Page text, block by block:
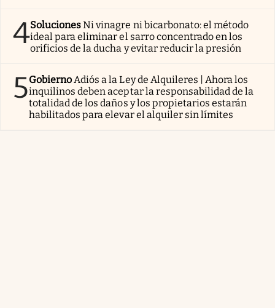
4SolucionesNi vinagre ni bicarbonato: el método
ideal para eliminar el sarro concentrado en los
orificios de la ducha y evitar reducir la presión
5GobiernoAdiós a la Ley de Alquileres | Ahora los
inquilinos deben aceptar la responsabilidad de la
totalidad de los daños y los propietarios estarán
habilitados para elevar el alquiler sin límites